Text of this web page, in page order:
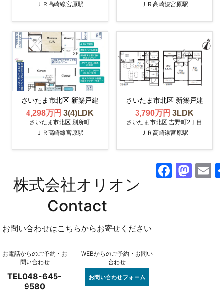
ＪＲ高崎線宮原駅
ＪＲ高崎線宮原駅
さいたま市北区 新築戸建
4,298万円 3(4)LDK
さいたま市北区 別所町
ＪＲ高崎線宮原駅
さいたま市北区 新築戸建
3,790万円3LDK
さいたま市北区 吉野町2丁目
ＪＲ高崎線宮原駅
株式会社オリオン
Contact
お問い合わせはこちらからお寄せください
お電話からのご予約・お
問い合わせ
TEL048-645-
9580
WEBからのご予約・お問い
合わせ
お問い合わせフォーム
F M E